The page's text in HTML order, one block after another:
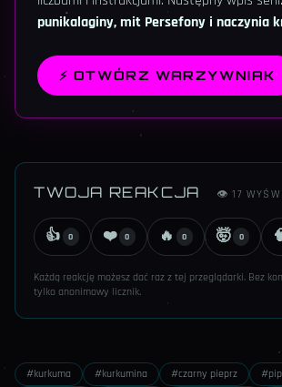
punikalaginy, mit Persefony i naczynia
⚡ OTWÓRZ WARZYWNIAK
TWOJA REAKCJA 👁17
👍 0 ❤️ 0 🔥 0 🤯 0
Każdą reakcję możesz dać raz z tej przeglądarki. Bez
tylko anonimowy licznik.
#kurkuma #kurkumina #czarny pieprz #